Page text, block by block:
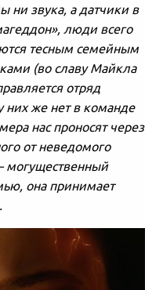
ни звука, а датчики в
люди всего
тесным семейным
(во славу Майкла
отряд
них же нет в команде
нас проносят через
от неведомого
могущественный
она принимает